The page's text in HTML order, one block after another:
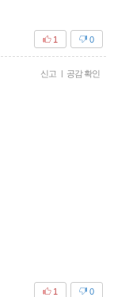
0
1
신고 공감 확인
0
1